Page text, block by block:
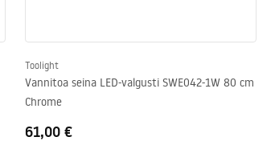
Toolight
Vannitoa seina LED-valgusti SWE042-1W 80 cm
Chrome
61,00 €